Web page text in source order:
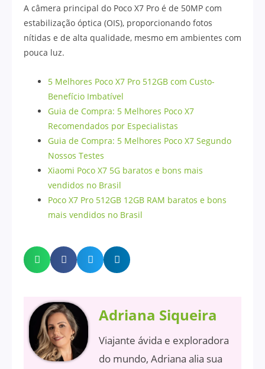
A câmera principal do Poco X7 Pro é de 50MP com
estabilização óptica (OIS), proporcionando fotos
nítidas e de alta qualidade, mesmo em ambientes com
pouca luz.
5 Melhores Poco X7 Pro 512GB com Custo-
Benefício Imbatível
Guia de Compra: 5 Melhores Poco X7
Recomendados por Especialistas
Guia de Compra: 5 Melhores Poco X7 Segundo
Nossos Testes
Xiaomi Poco X7 5G baratos e bons mais
vendidos no Brasil
Poco X7 Pro 512GB 12GB RAM baratos e bons
mais vendidos no Brasil
Adriana Siqueira
Viajante ávida e exploradora
do mundo, Adriana alia sua